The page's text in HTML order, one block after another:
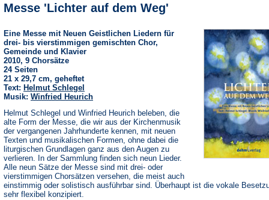
Messe 'Lichter auf dem Weg'
Eine Messe mit Neuen Geistlichen Liedern für
drei- bis vierstimmigen gemischten Chor,
Gemeinde und Klavier
2010, 9 Chorsätze
24 Seiten
21 x 29,7 cm, geheftet
Text: Helmut Schlegel
Musik: Winfried Heurich
Helmut Schlegel und Winfried Heurich beleben, die
alte Form der Messe, die wir aus der Kirchenmusik
der vergangenen Jahrhunderte kennen, mit neuen
Texten und musikalischen Formen, ohne dabei die
liturgischen Grundlagen ganz aus den Augen zu
verlieren. In der Sammlung finden sich neun Lieder.
Alle neun Sätze der Messe sind mit drei- oder
vierstimmigen Chorsätzen versehen, die meist auch
einstimmig oder solistisch ausführbar sind. Überhaupt ist die vokale
sehr flexibel konzipiert.